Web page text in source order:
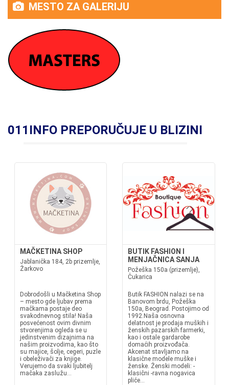
MESTO ZA GALERIJU
011INFO PREPORUČUJE U BLIZINI
MAČKETINA SHOP
Jablanička 184, 2b prizemlje,
Žarkovo
Dobrodošli u Mačketina Shop
– mesto gde ljubav prema
mačkama postaje deo
svakodnevnog stila! Naša
posvećenost ovim divnim
stvorenjima ogleda se u
jedinstvenim dizajnima na
našim proizvodima, kao što
su majice, šolje, cegeri, puzle
i obeleživači za knjige.
Verujemo da svaki ljubitelj
mačaka zaslužu...
BUTIK FASHION I
MENJAČNICA SANJA
Požeška 150a (prizemlje),
Čukarica
Butik FASHION nalazi se na
Banovom brdu, Požeška
150a, Beograd. Postojimo od
1992.Naša osnovna
delatnost je prodaja muških i
ženskih pazarskih farmerki,
kao i ostale gardarobe
domaćih proizvođača.
Akcenat stavljamo na
klasične modele muške i
ženske. Ženski modeli: -
klasični -ravna nogavica
pliće...